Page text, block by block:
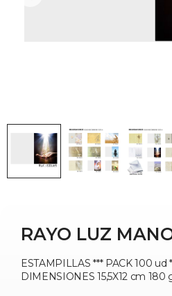
RAYO LUZ
ESTAMPILLAS *** PACK 100
DIMENSIONES 15,5X12 cm 180